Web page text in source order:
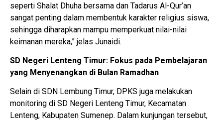
seperti Shalat Dhuha bersama dan Tadarus Al-Qur’an
sangat penting dalam membentuk karakter religius siswa,
sehingga diharapkan mampu memperkuat nilai-nilai
keimanan mereka,” jelas Junaidi.
SD Negeri Lenteng Timur: Fokus pada Pembelajaran
yang Menyenangkan di Bulan Ramadhan
Selain di SDN Lembung Timur, DPKS juga melakukan
monitoring di SD Negeri Lenteng Timur, Kecamatan
Lenteng, Kabupaten Sumenep. Dalam kunjungan tersebut,